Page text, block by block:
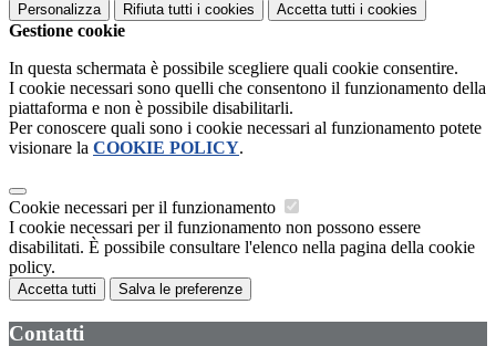
Personalizza Rifiuta tutti i cookies Accetta tutti i cookies
Gestione cookie
In questa schermata è possibile scegliere quali cookie consentire.
I cookie necessari sono quelli che consentono il funzionamento della
piattaforma e non è possibile disabilitarli.
Per conoscere quali sono i cookie necessari al funzionamento potete
visionare la COOKIE POLICY.
Cookie necessari per il funzionamento
I cookie necessari per il funzionamento non possono essere
disabilitati. È possibile consultare l'elenco nella pagina della cookie
policy.
Accetta tutti Salva le preferenze
Contatti